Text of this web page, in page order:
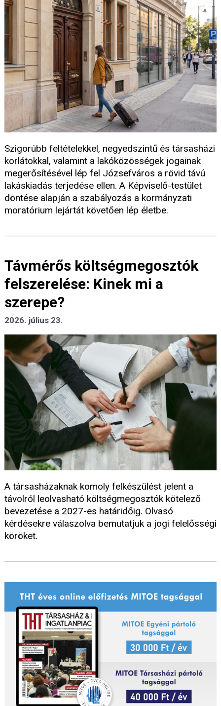
Szigorúbb feltételekkel, negyedszintű és társasházi
korlátokkal, valamint a lakóközösségek jogainak
megerősítésével lép fel Józsefváros a rövid távú
lakáskiadás terjedése ellen. A Képviselő-testület
döntése alapján a szabályozás a kormányzati
moratórium lejártát követően lép életbe.
Távmérős költségmegosztók
felszerelése: Kinek mi a
szerepe?
2026. július 23.
A társasházaknak komoly felkészülést jelent a
távolról leolvasható költségmegosztók kötelező
bevezetése a 2027-es határidőig. Olvasó
kérdésekre válaszolva bemutatjuk a jogi felelősségi
köröket.